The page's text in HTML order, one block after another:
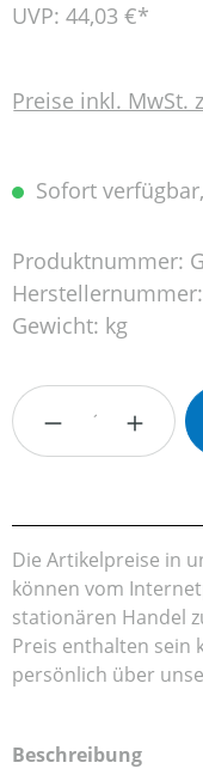
UVP: 44,03 €*
Preise inkl. MwSt.
Sofort
Produktnummer:
Herstellernummer:
Gewicht: kg
Produkt
Die Artikelpreise in
können vom
stationären Handel
Preis enthalten sein
persönlich über
Beschreibung